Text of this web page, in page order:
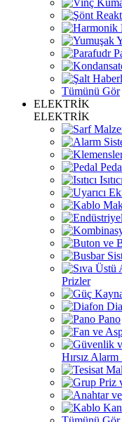
Tümünü Gör
ELEKTRİK
ELEKTRİK
Isıtıcı
Prizler
Pano
Hırsız